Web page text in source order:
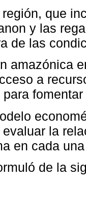
que
y las
de las
amazónica
a
la
en cada
de la